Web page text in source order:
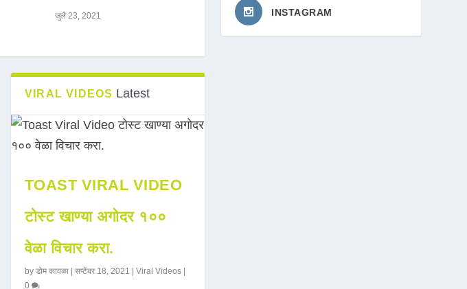
जुलै 23, 2021
VIRAL VIDEOS Latest
TOAST VIRAL VIDEO
टोस्ट खाण्या अगोदर १००
वेळा विचार करा.
by डोम कावळा| सप्टेंबर 18, 2021 Viral Videos|
0
INSTAGRAM